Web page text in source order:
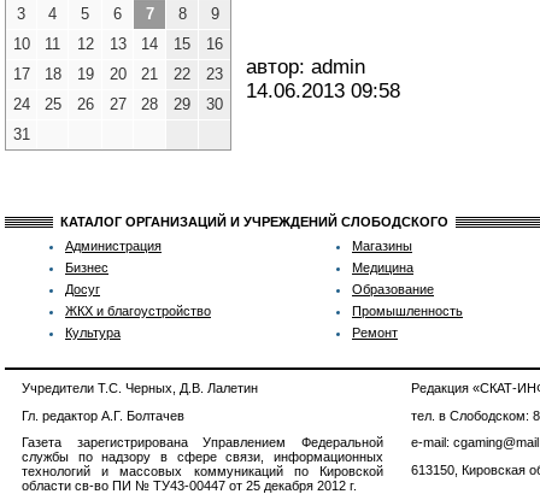
3
4 5 6 7 8
9
10
11 12 13 14 15
16
17
18 19 20 21 22
23
24
25 26 27 28 29
30
31
автор: admin
14.06.2013 09:58
КАТАЛОГ ОРГАНИЗАЦИЙ И УЧРЕЖДЕНИЙ СЛОБОДСКОГО
Администрация
Бизнес
Досуг
ЖКХ и благоустройство
Культура
Магазины
Медицина
Образование
Промышленность
Ремонт
Учредители Т.С. Черных, Д.В. Лалетин
Гл. редактор А.Г. Болтачев
Газета зарегистрирована Управлением Федеральной
службы по надзору в сфере связи, информационных
технологий и массовых коммуникаций по Кировской
области св-во ПИ № ТУ43-00447 от 25 декабря 2012 г.
Редакция «СКАТ-
тел. в Слободском:
e-mail:
613150, Кировская